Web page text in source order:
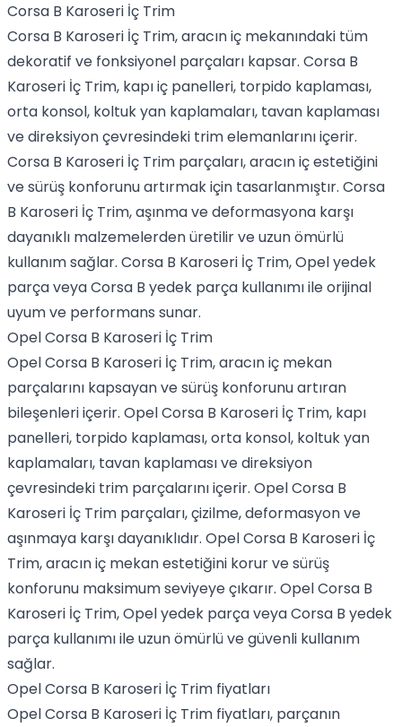
Corsa B Karoseri İç Trim
Corsa B Karoseri İç Trim, aracın iç mekanındaki tüm
dekoratif ve fonksiyonel parçaları kapsar. Corsa B
Karoseri İç Trim, kapı iç panelleri, torpido kaplaması,
orta konsol, koltuk yan kaplamaları, tavan kaplaması
ve direksiyon çevresindeki trim elemanlarını içerir.
Corsa B Karoseri İç Trim parçaları, aracın iç estetiğini
ve sürüş konforunu artırmak için tasarlanmıştır. Corsa
B Karoseri İç Trim, aşınma ve deformasyona karşı
dayanıklı malzemelerden üretilir ve uzun ömürlü
kullanım sağlar. Corsa B Karoseri İç Trim, Opel yedek
parça veya Corsa B yedek parça kullanımı ile orijinal
uyum ve performans sunar.
Opel Corsa B Karoseri İç Trim
Opel Corsa B Karoseri İç Trim, aracın iç mekan
parçalarını kapsayan ve sürüş konforunu artıran
bileşenleri içerir. Opel Corsa B Karoseri İç Trim, kapı
panelleri, torpido kaplaması, orta konsol, koltuk yan
kaplamaları, tavan kaplaması ve direksiyon
çevresindeki trim parçalarını içerir. Opel Corsa B
Karoseri İç Trim parçaları, çizilme, deformasyon ve
aşınmaya karşı dayanıklıdır. Opel Corsa B Karoseri İç
Trim, aracın iç mekan estetiğini korur ve sürüş
konforunu maksimum seviyeye çıkarır. Opel Corsa B
Karoseri İç Trim, Opel yedek parça veya Corsa B yedek
parça kullanımı ile uzun ömürlü ve güvenli kullanım
sağlar.
Opel Corsa B Karoseri İç Trim fiyatları
Opel Corsa B Karoseri İç Trim fiyatları, parçanın